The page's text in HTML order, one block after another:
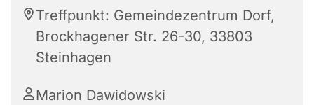
Treffpunkt: Gemeindezentrum Dorf,
Brockhagener Str. 26-30, 33803
Steinhagen
Marion Dawidowski